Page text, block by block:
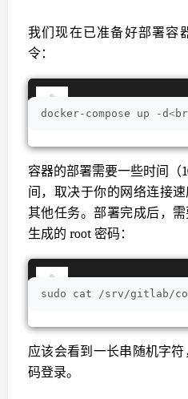
我们现在已准备好部署容
令：
docker-compose up -d<br
容器的部署需要一些时间（
间，取决于你的网络连接
其他任务。部署完成后，
生成的 root 密码：
sudo cat /srv/gitlab/
应该会看到一长串随机字
码登录。